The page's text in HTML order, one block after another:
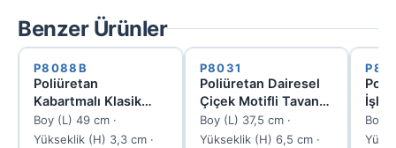
Benzer Ürünler
P8088B
Poliüretan
Kabartmalı Klasik
Duvar Süsü ve Taç
Modeli P8088B
Boy (L) 49 cm ·
Yükseklik (H) 3,3 cm ·
P8031
Poliüretan Dairesel
Çiçek Motifli Tavan
ve Duvar Göbeği 38
cm
Boy (L) 37,5 cm ·
Yükseklik (H) 6,5 cm ·
Boy